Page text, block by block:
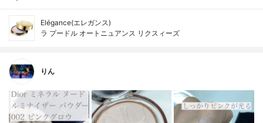
Elégance(エレガンス)
ラ プードル オートニュアンス リクスィーズ
りん